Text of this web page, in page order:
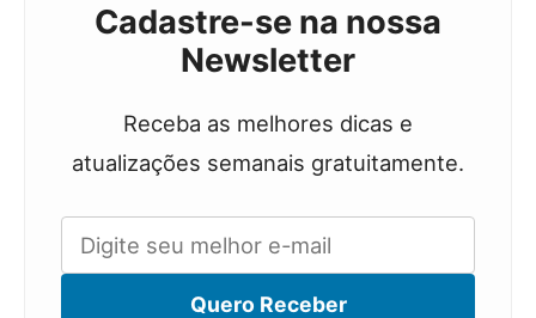
Cadastre-se na nossa
Newsletter
Receba as melhores dicas e
atualizações semanais gratuitamente.
Quero Receber